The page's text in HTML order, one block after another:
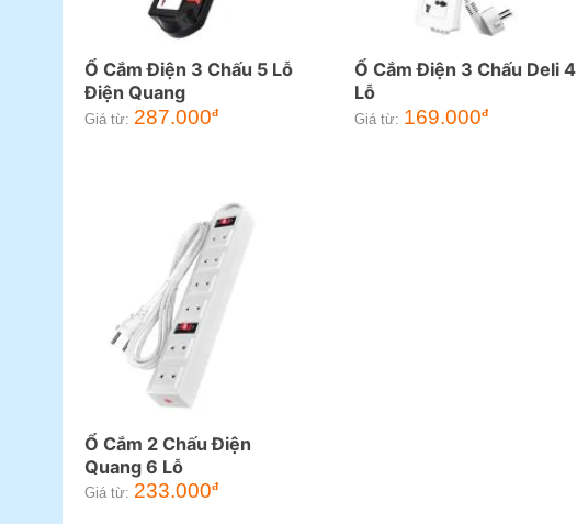
Ổ Cắm Điện 3 Chấu 5 Lỗ
Điện Quang
Giá từ: 287.000đ
Ổ Cắm Điện 3 Chấu Deli 4
Lỗ
Giá từ: 169.000đ
Ổ Cắm 2 Chấu Điện
Quang 6 Lỗ
Giá từ: 233.000đ